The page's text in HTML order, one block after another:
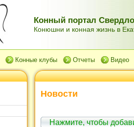
Конный портал
Конюшни и конная жизнь в
Конные клубы Отчеты Видео
Новости
Нажмите, чтобы